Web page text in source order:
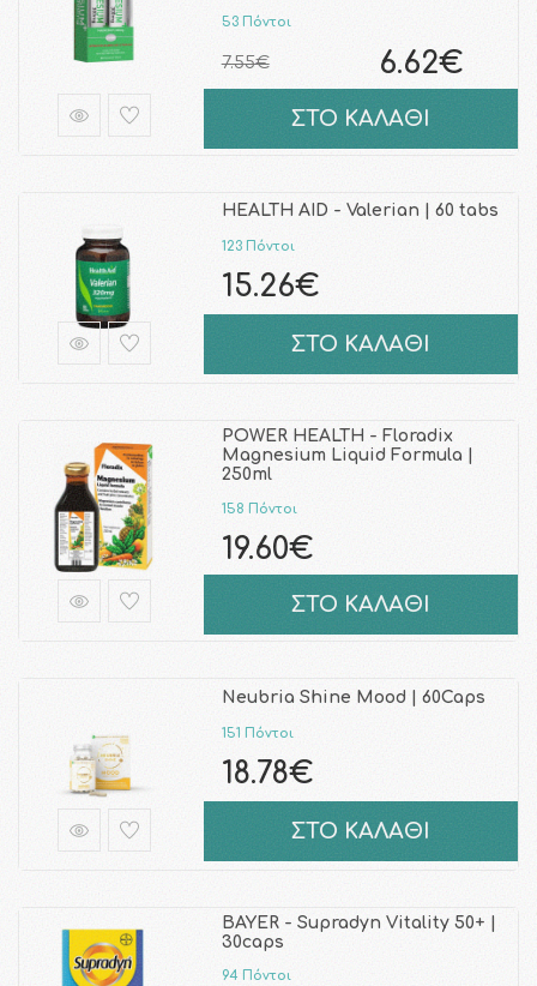
53 Πόντοι
7.55€ 6.62€
ΣΤΟ ΚΑΛΑΘΙ
HEALTH AID - Valerian | 60 tabs
123 Πόντοι
15.26€
ΣΤΟ ΚΑΛΑΘΙ
POWER HEALTH - Floradix
Magnesium Liquid Formula |
250ml
158 Πόντοι
19.60€
ΣΤΟ ΚΑΛΑΘΙ
Neubria Shine Mood | 60Caps
151 Πόντοι
18.78€
ΣΤΟ ΚΑΛΑΘΙ
BAYER - Supradyn Vitality 50+ |
30caps
94 Πόντοι